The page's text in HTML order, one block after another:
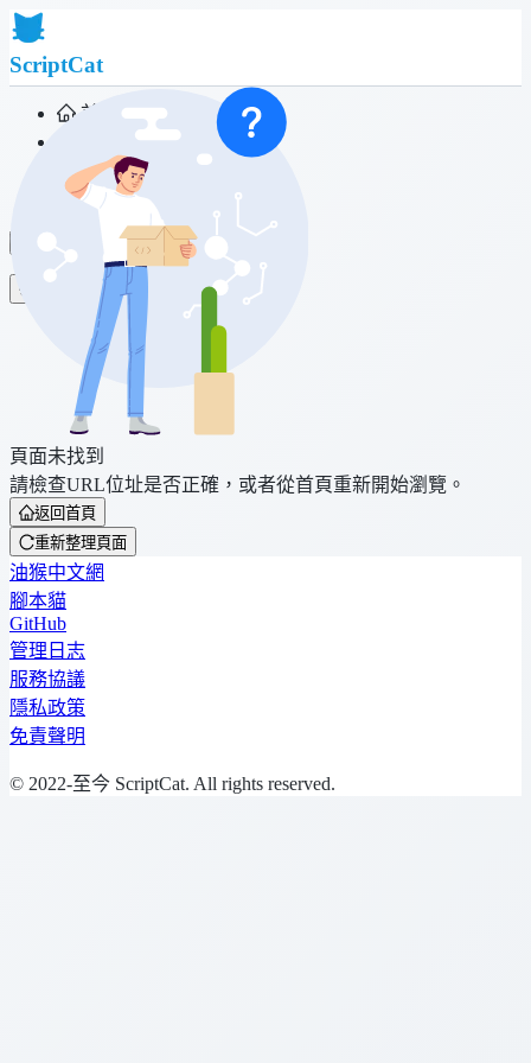
ScriptCat
首頁
腳本列表
瀏覽器擴充功能
頁面未找到
請檢查URL位址是否正確，或者從首頁重新開始瀏覽。
返回首頁
重新整理頁面
油猴中文網
腳本貓
GitHub
管理日志
服務協議
隱私政策
免責聲明
© 2022-至今 ScriptCat. All rights reserved.